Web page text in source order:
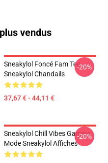
vendus
Sneakylol Foncé Fam Tee
Sneakylol Chandails
37,67 € - 44,11 €
-20%
Sneakylol Chill Vibes Gaming
Mode Sneakylol Affiches
-20%